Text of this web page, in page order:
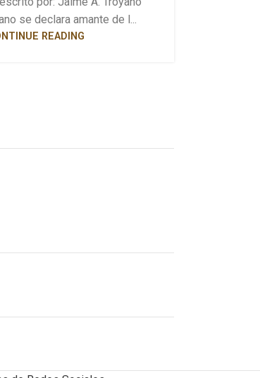
se declara amante de l...
READING